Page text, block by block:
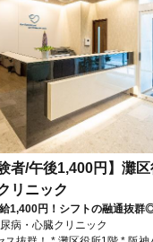
者/午後1,400円】灘
リニック
1,400円！シフトの融通抜群
病・心臓クリニック